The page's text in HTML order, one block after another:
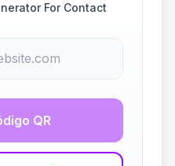
For Contact
QR